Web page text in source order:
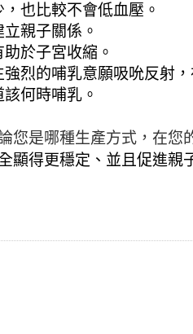
也比較不會低血壓。
親子關係。
於子宮收縮。
烈的哺乳意願吸吮反射
何時哺乳。
您是哪種生產方式，在您
顯得更穩定、並且促進親